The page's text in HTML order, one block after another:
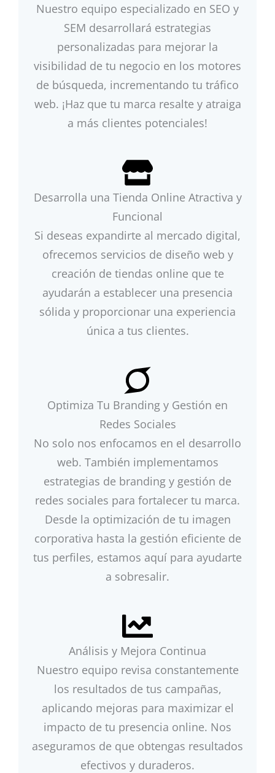
Nuestro equipo especializado en SEO y
SEM desarrollará estrategias
personalizadas para mejorar la
visibilidad de tu negocio en los motores
de búsqueda, incrementando tu tráfico
web. ¡Haz que tu marca resalte y atraiga
a más clientes potenciales!
Desarrolla una Tienda Online Atractiva y
Funcional
Si deseas expandirte al mercado digital,
ofrecemos servicios de diseño web y
creación de tiendas online que te
ayudarán a establecer una presencia
sólida y proporcionar una experiencia
única a tus clientes.
Optimiza Tu Branding y Gestión en
Redes Sociales
No solo nos enfocamos en el desarrollo
web. También implementamos
estrategias de branding y gestión de
redes sociales para fortalecer tu marca.
Desde la optimización de tu imagen
corporativa hasta la gestión eficiente de
tus perfiles, estamos aquí para ayudarte
a sobresalir.
Análisis y Mejora Continua
Nuestro equipo revisa constantemente
los resultados de tus campañas,
aplicando mejoras para maximizar el
impacto de tu presencia online. Nos
aseguramos de que obtengas resultados
efectivos y duraderos.